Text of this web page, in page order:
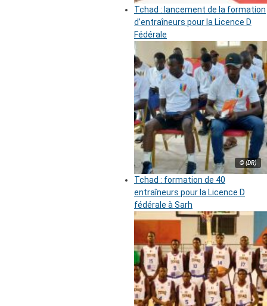
Tchad : lancement de la formation
d’entraîneurs pour la Licence D
Fédérale
© (DR)
Tchad : formation de 40
entraîneurs pour la Licence D
fédérale à Sarh